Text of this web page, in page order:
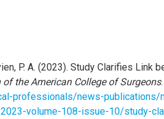
P. A. (2023). Study Clarifies Link
of the American College of Surgeons
professionals/news-publications/
volume-108-issue-10/study-